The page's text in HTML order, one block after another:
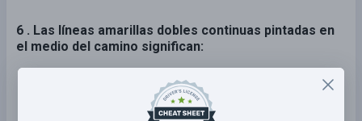
6 . Las líneas amarillas dobles continuas pintadas en
el medio del camino significan:
Cruce de vías del tren más adelante.